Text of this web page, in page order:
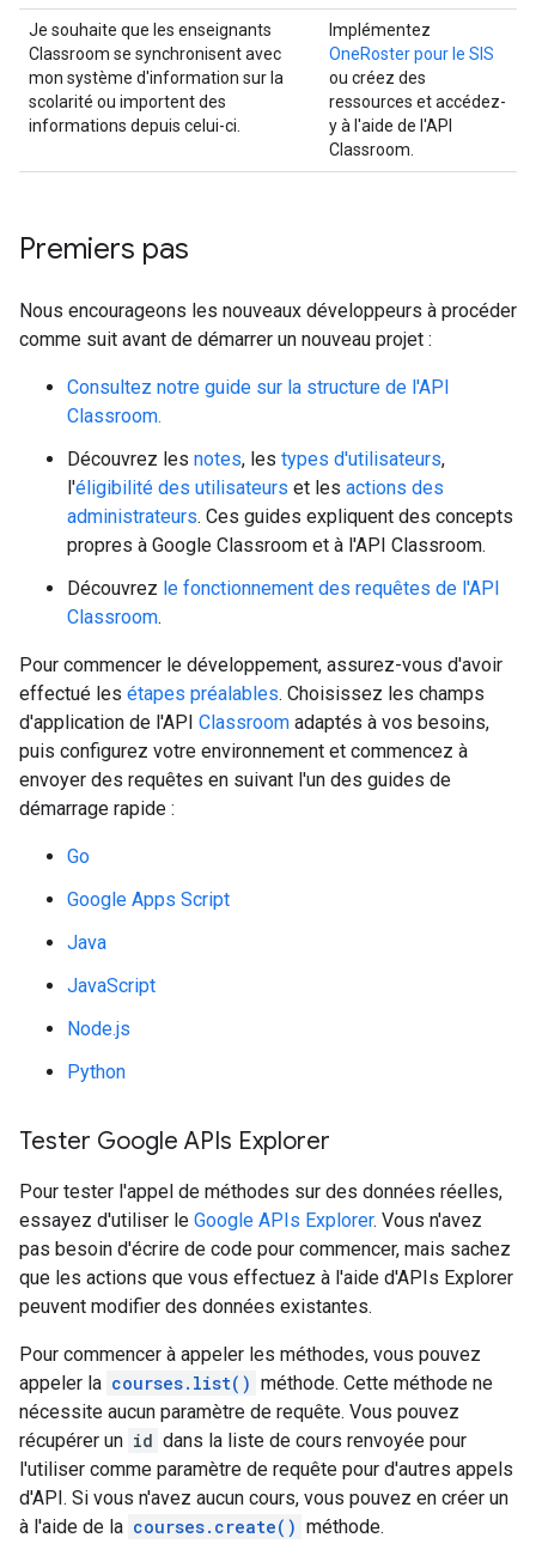
Je souhaite que les enseignants
Classroom se synchronisent avec
mon système d'information sur la
scolarité ou importent des
informations depuis celui-ci.
Implémentez
OneRoster pour le SIS
ou créez des
ressources et accédez-
y à l'aide de l'API
Classroom.
Premiers pas
Nous encourageons les nouveaux développeurs à procéder
comme suit avant de démarrer un nouveau projet :
Consultez notre guide sur la structure de l'API
Classroom.
Découvrez les notes, les types d'utilisateurs,
l'éligibilité des utilisateurs et les actions des
administrateurs. Ces guides expliquent des concepts
propres à Google Classroom et à l'API Classroom.
Découvrez le fonctionnement des requêtes de l'API
Classroom.
Pour commencer le développement, assurez-vous d'avoir
effectué les étapes préalables. Choisissez les champs
d'application de l'API Classroom adaptés à vos besoins,
puis configurez votre environnement et commencez à
envoyer des requêtes en suivant l'un des guides de
démarrage rapide :
Go
Google Apps Script
Java
JavaScript
Node.js
Python
Tester Google APIs Explorer
Pour tester l'appel de méthodes sur des données réelles,
essayez d'utiliser le Google APIs Explorer. Vous n'avez
pas besoin d'écrire de code pour commencer, mais sachez
que les actions que vous effectuez à l'aide d'APIs Explorer
peuvent modifier des données existantes.
Pour commencer à appeler les méthodes, vous pouvez
appeler la courses.list() méthode. Cette méthode ne
nécessite aucun paramètre de requête. Vous pouvez
récupérer un id dans la liste de cours renvoyée pour
l'utiliser comme paramètre de requête pour d'autres appels
d'API. Si vous n'avez aucun cours, vous pouvez en créer un
à l'aide de la courses.create() méthode.